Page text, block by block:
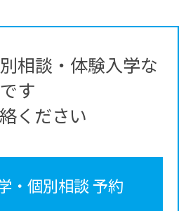
相談・体験入学な
す
ください
・個別相談 予約